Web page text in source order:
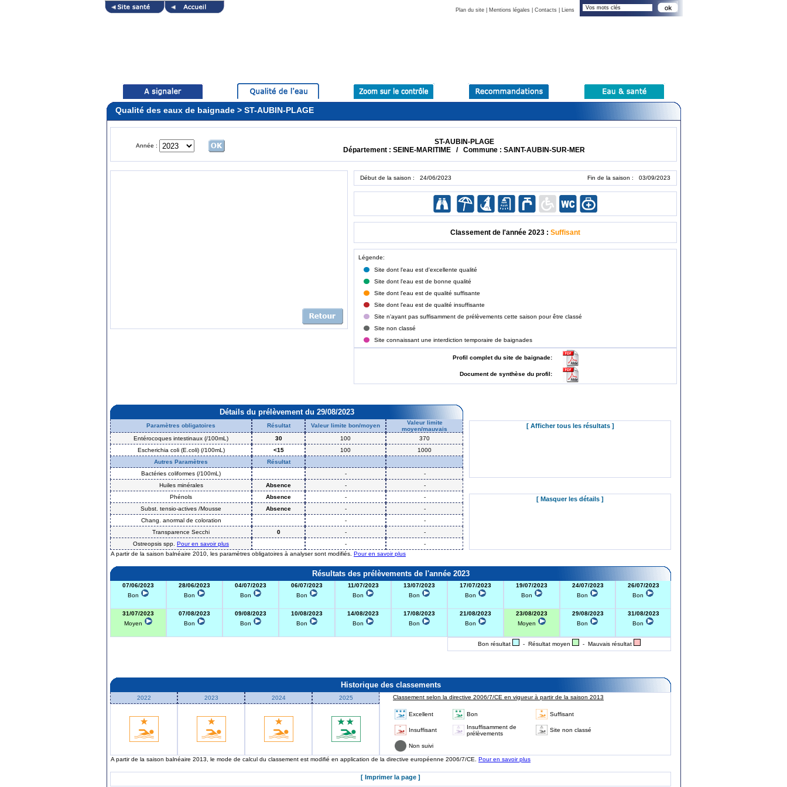
Plan du site| Mentions légales| Contacts| Liens
Qualité des eaux de baignade > ST-AUBIN-PLAGE
Année :
ST-AUBIN-PLAGE
Département : SEINE-MARITIME / Commune : SAINT-AUBIN-SUR-MER
Début de la saison : 24/06/2023 Fin de la saison : 03/09/2023
Classement de l'année 2023 : Suffisant
Légende:
Site dont l'eau est d'excellente qualité
Site dont l'eau est de bonne qualité
Site dont l'eau est de qualité suffisante
Site dont l'eau est de qualité insuffisante
Site n'ayant pas suffisamment de prélèvements cette saison pour être classé
Site non classé
Site connaissant une interdiction temporaire de baignades
Profil complet du site de baignade:
Document de synthèse du profil:
Détails du prélèvement du 29/08/2023
Paramètres obligatoires Résultat Valeur limite bon/moyen
Valeur limite
moyen/mauvais
Entérocoques intestinaux (/100mL)
30 100
370
Escherichia coli (E.coli) (/100mL)
<15 100
1000
Autres Paramètres
Résultat
Bactéries coliformes (/100mL)
-
-
Huiles minérales
Absence -
-
Phénols
Absence -
-
Subst. tensio-actives /Mousse
Absence -
-
Chang. anormal de coloration
-
-
Transparence Secchi
0 -
-
Ostreopsis spp. Pour en savoir plus - -
[ Afficher tous les résultats ]
[ Masquer les détails ]
A partir de la saison balnéaire 2010, les paramètres obligatoires à analyser sont modifiés. Pour en savoir plus
Résultats des prélèvements de l'année 2023
07/06/2023
Bon
28/06/2023
Bon
04/07/2023
Bon
06/07/2023
Bon
11/07/2023
Bon
13/07/2023
Bon
17/07/2023
Bon
19/07/2023
Bon
24/07/2023
Bon
26/07/2023
Bon
31/07/2023
Moyen
07/08/2023
Bon
09/08/2023
Bon
10/08/2023
Bon
14/08/2023
Bon
17/08/2023
Bon
21/08/2023
Bon
23/08/2023
Moyen
29/08/2023
Bon
31/08/2023
Bon
Bon résultat - Résultat moyen - Mauvais résultat
Historique des classements
2022 2023 2024 2025 Classement selon la directive 2006/7/CE en vigueur à partir de la saison 2013
Excellent Bon Suffisant
Insuffisant
Insuffisamment de
prélèvements
Site non classé
Non suivi
A partir de la saison balnéaire 2013, le mode de calcul du classement est modifié en application de la directive européenne 2006/7/CE. Pour en savoir plus
[ Imprimer la page ]